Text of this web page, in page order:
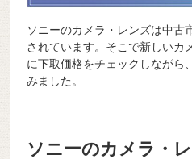
ソニーのカメラ・レンズは中古
されています。そこで新しいカ
に下取価格をチェックしながら
みました。
ソニーのカメラ・